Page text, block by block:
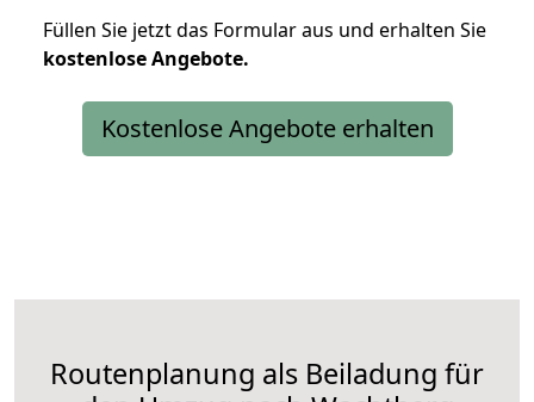
Füllen Sie jetzt das Formular aus und erhalten Sie
kostenloseAngebote.
Kostenlose Angebote erhalten
Routenplanung als Beiladung für